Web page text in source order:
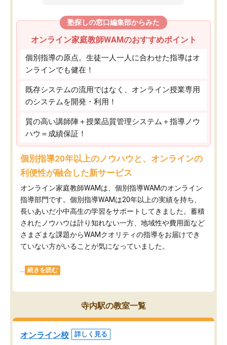
塾探しの窓口編集部からみた
オンライン家庭教師WAMのおすすめポイント
個別指導の原点。生徒一人一人に合わせた指導はオ
ンラインでも健在！
既存システムの流用ではなく、オンライン授業専用
のシステムを開発・利用！
質の高い講師陣＋授業品質管理システム＋指導ノウ
ハウ＝成績保証！
個別指導20年以上のノウハウと、オンラインの
利便性が融合した新サービス
オンライン家庭教師WAMは、個別指導WAMのオンライン
指導部門です。個別指導WAMは20年以上の実績を持ち、
長いあいだ小中高生の学習をサポートしてきました。蓄積
されたノウハウは計り知れない一方、地域性や費用面など
さまざまな課題からWAMクオリティの指導をお届けでき
ていない方がいることが気になっていました。
続きを読む
寺内駅の教室一覧
オンライン校 詳しく見る